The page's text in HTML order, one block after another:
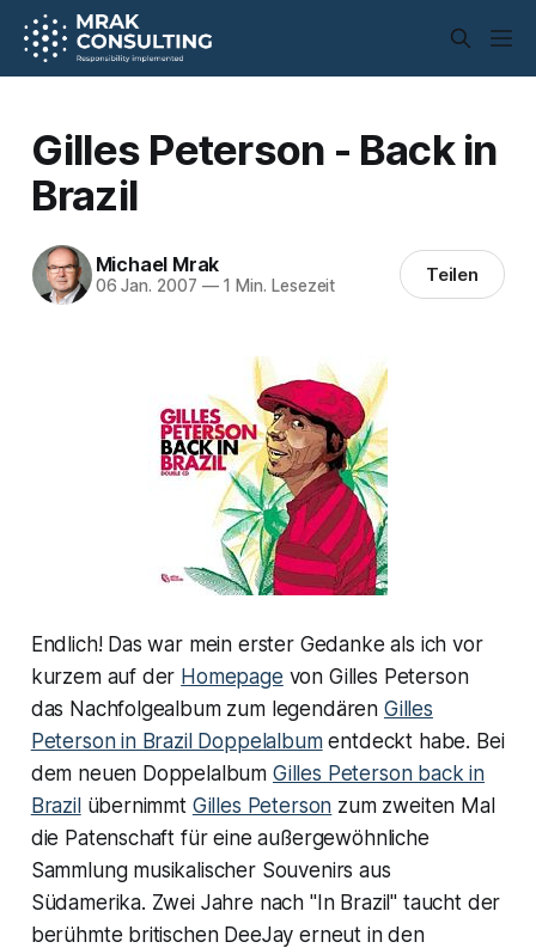
Gilles Peterson - Back in
Brazil
Michael Mrak
06 Jan. 2007 —1 Min. Lesezeit Teilen
Endlich! Das war mein erster Gedanke als ich vor
kurzem auf der Homepage von Gilles Peterson
das Nachfolgealbum zum legendären Gilles
Peterson in Brazil Doppelalbumentdeckt habe. Bei
dem neuen Doppelalbum Gilles Peterson back in
Brazilübernimmt Gilles Peterson zum zweiten Mal
die Patenschaft für eine außergewöhnliche
Sammlung musikalischer Souvenirs aus
Südamerika. Zwei Jahre nach "In Brazil" taucht der
berühmte britischen DeeJay erneut in den